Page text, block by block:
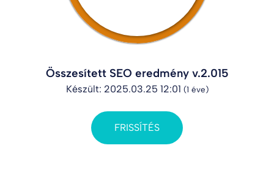
Összesített SEO eredmény v.2.015
Készült: 2025.03.25 12:01 (1 éve)
FRISSÍTÉS